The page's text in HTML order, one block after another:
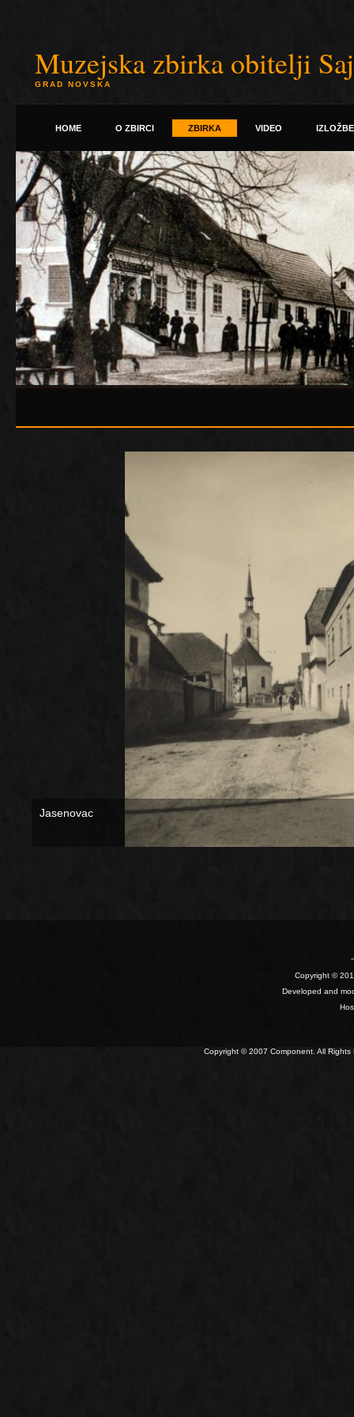
Muzejska zbirka obitelji
GRAD NOVSKA
HOME O ZBIRCI ZBIRKA VIDEO IZLOŽBE
Jasenovac
Copyright ©
Developed and
Copyright © 2007 Component. All